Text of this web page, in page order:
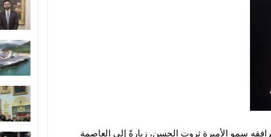
سمو الأميرة ثروت الحسن، زيارةً إلى العاصمة